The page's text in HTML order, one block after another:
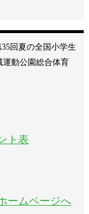
回夏の全国小学生
動公園総合体育
ト表
ームページへ